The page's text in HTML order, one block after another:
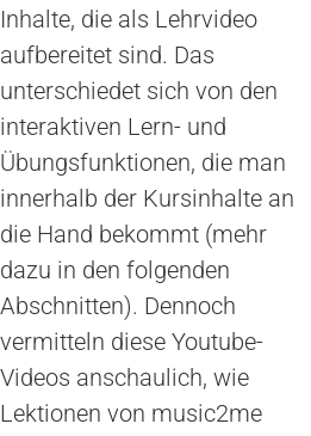
Inhalte, die als Lehrvideo
aufbereitet sind. Das
unterschiedet sich von den
interaktiven Lern- und
Übungsfunktionen, die man
innerhalb der Kursinhalte an
die Hand bekommt (mehr
dazu in den folgenden
Abschnitten). Dennoch
vermitteln diese Youtube-
Videos anschaulich, wie
Lektionen von music2me